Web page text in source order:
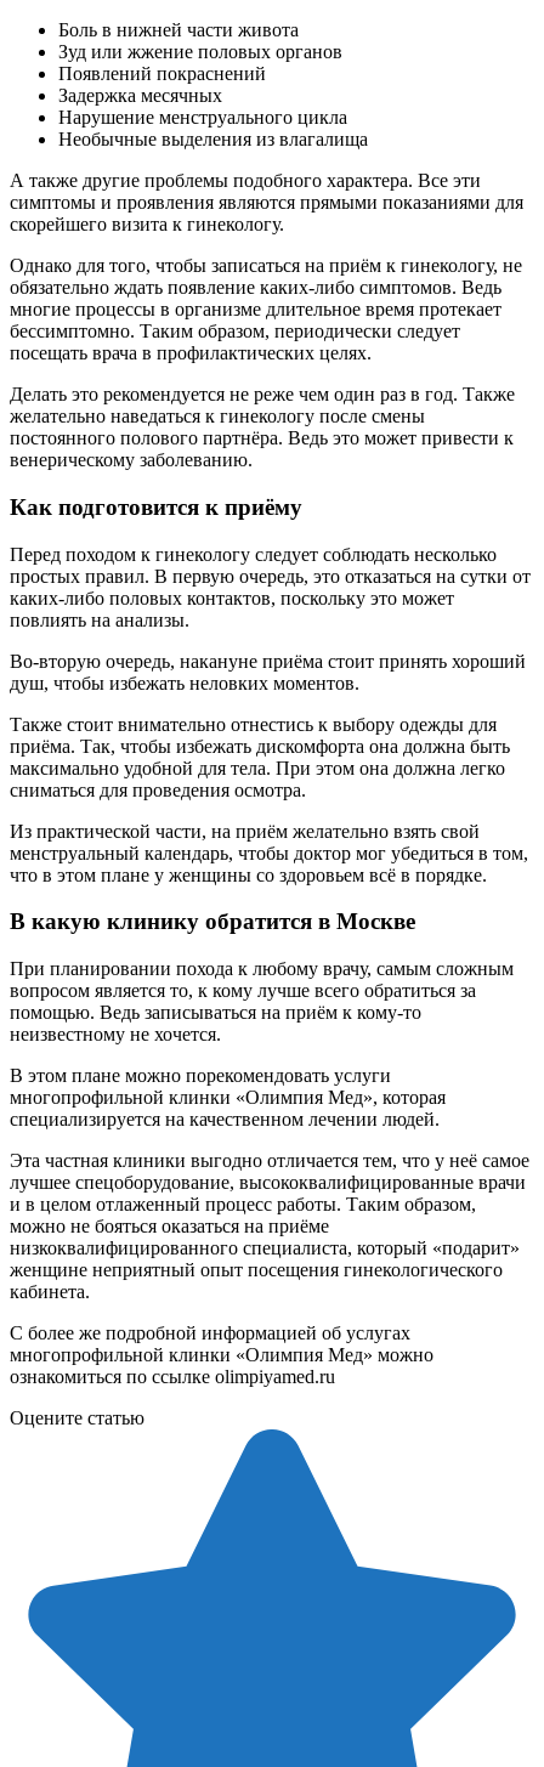
Боль в нижней части живота
Зуд или жжение половых органов
Появлений покраснений
Задержка месячных
Нарушение менструального цикла
Необычные выделения из влагалища
А также другие проблемы подобного характера. Все эти
симптомы и проявления являются прямыми показаниями для
скорейшего визита к гинекологу.
Однако для того, чтобы записаться на приём к гинекологу, не
обязательно ждать появление каких-либо симптомов. Ведь
многие процессы в организме длительное время протекает
бессимптомно. Таким образом, периодически следует
посещать врача в профилактических целях.
Делать это рекомендуется не реже чем один раз в год. Также
желательно наведаться к гинекологу после смены
постоянного полового партнёра. Ведь это может привести к
венерическому заболеванию.
Как подготовится к приёму
Перед походом к гинекологу следует соблюдать несколько
простых правил. В первую очередь, это отказаться на сутки от
каких-либо половых контактов, поскольку это может
повлиять на анализы.
Во-вторую очередь, накануне приёма стоит принять хороший
душ, чтобы избежать неловких моментов.
Также стоит внимательно отнестись к выбору одежды для
приёма. Так, чтобы избежать дискомфорта она должна быть
максимально удобной для тела. При этом она должна легко
сниматься для проведения осмотра.
Из практической части, на приём желательно взять свой
менструальный календарь, чтобы доктор мог убедиться в том,
что в этом плане у женщины со здоровьем всё в порядке.
В какую клинику обратится в Москве
При планировании похода к любому врачу, самым сложным
вопросом является то, к кому лучше всего обратиться за
помощью. Ведь записываться на приём к кому-то
неизвестному не хочется.
В этом плане можно порекомендовать услуги
многопрофильной клинки «Олимпия Мед», которая
специализируется на качественном лечении людей.
Эта частная клиники выгодно отличается тем, что у неё самое
лучшее спецоборудование, высококвалифицированные врачи
и в целом отлаженный процесс работы. Таким образом,
можно не бояться оказаться на приёме
низкоквалифицированного специалиста, который «подарит»
женщине неприятный опыт посещения гинекологического
кабинета.
С более же подробной информацией об услугах
многопрофильной клинки «Олимпия Мед» можно
ознакомиться по ссылке olimpiyamed.ru
Оцените статью